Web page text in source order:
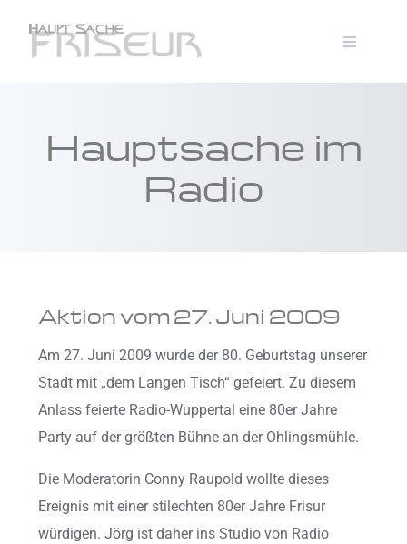
Hauptsache im
Radio
Aktion vom 27. Juni 2009
Am 27. Juni 2009 wurde der 80. Geburtstag unserer
Stadt mit „dem Langen Tisch“ gefeiert. Zu diesem
Anlass feierte Radio-Wuppertal eine 80er Jahre
Party auf der größten Bühne an der Ohlingsmühle.
Die Moderatorin Conny Raupold wollte dieses
Ereignis mit einer stilechten 80er Jahre Frisur
würdigen. Jörg ist daher ins Studio von Radio